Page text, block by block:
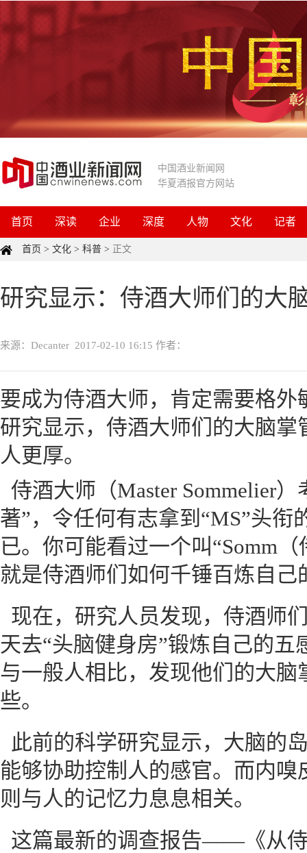
中国酒业新闻网
华夏酒报官方网站
首页 深读 企业 深度 人物 文化 记者
首页 > 文化 > 科普 > 正文
研究显示：侍酒大师们的大
来源：Decanter 2017-02-10 16:15 作者：
要成为侍酒大师，肯定需要格
研究显示，侍酒大师们的大脑
人更厚。
侍酒大师（Master Sommelier
著”，令任何有志拿到“MS”头衔
已。你可能看过一个叫“Somm
就是侍酒师们如何千锤百炼自己
现在，研究人员发现，侍酒师
天去“头脑健身房”锻炼自己的
与一般人相比，发现他们的大
些。
此前的科学研究显示，大脑的
能够协助控制人的感官。而内嗅
则与人的记忆力息息相关。
这篇最新的调查报告——《从